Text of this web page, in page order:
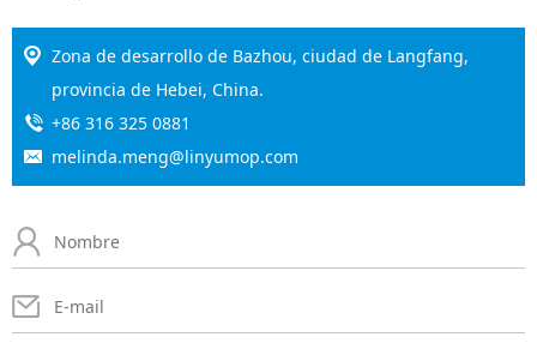
Zona de desarrollo de Bazhou, ciudad de Langfang,
provincia de Hebei, China.
+86 316 325 0881
melinda.meng@linyumop.com